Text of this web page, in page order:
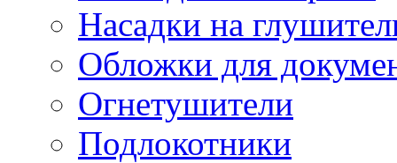
Насадки на
Обложки для
Огнетушители
Подлокотники